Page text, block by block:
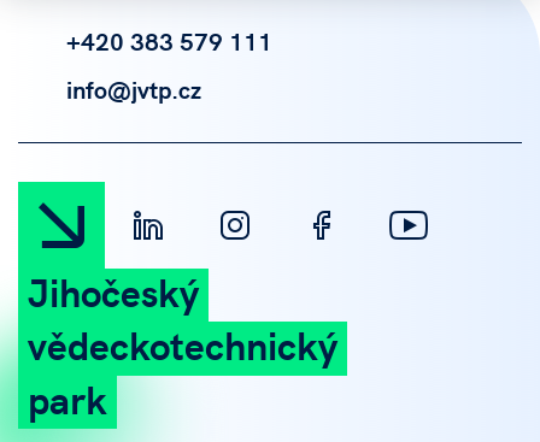
+420 383 579 111
info@jvtp.cz
Jihočeský
vědeckotechnický
park